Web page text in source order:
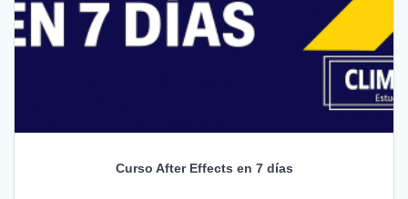
Curso After Effects en 7 días